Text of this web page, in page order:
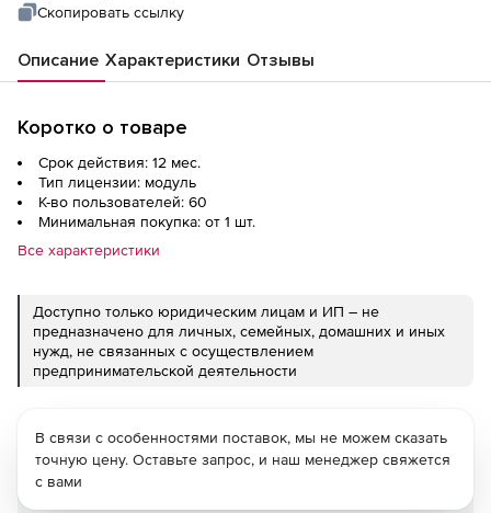
Скопировать ссылку
Описание Характеристики Отзывы
Коротко о товаре
Срок действия: 12 мес.
Тип лицензии: модуль
К-во пользователей: 60
Минимальная покупка: от 1 шт.
Все характеристики
Доступно только юридическим лицам и ИП – не
предназначено для личных, семейных, домашних и иных
нужд, не связанных с осуществлением
предпринимательской деятельности
В связи с особенностями поставок, мы не можем сказать
точную цену. Оставьте запрос, и наш менеджер свяжется
с вами